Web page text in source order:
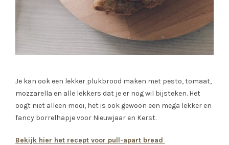
Je kan ook een lekker plukbrood maken met pesto, tomaat,
mozzarella en alle lekkers dat je er nog wil bijsteken. Het
oogt niet alleen mooi, het is ook gewoon een mega lekker en
fancy borrelhapje voor Nieuwjaar en Kerst.
Bekijk hier het recept voor pull-apart bread